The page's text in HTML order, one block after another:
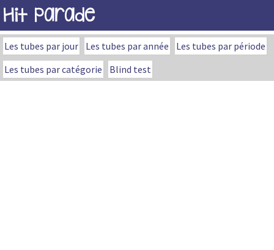
Hit Parade
Les tubes par jour Les tubes par année
Les tubes par période
Les tubes par catégorie
Blind test